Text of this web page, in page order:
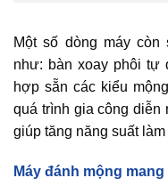
Một số dòng máy
như: bàn xoay phôi tự
hợp sẵn các kiểu
quá trình gia công diễn
giúp tăng năng suất làm
Máy đánh mộng